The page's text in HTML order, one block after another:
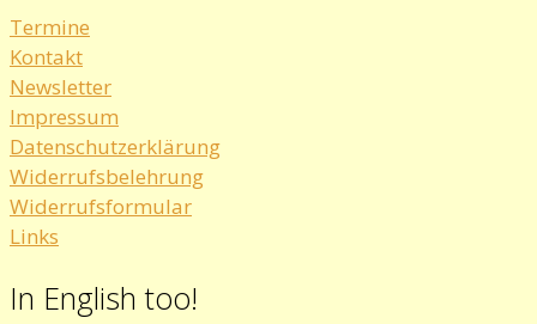
Termine
Kontakt
Newsletter
Impressum
Datenschutzerklärung
Widerrufsbelehrung
Widerrufsformular
Links
In English too!